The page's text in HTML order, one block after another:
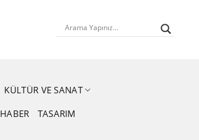
KÜLTÜR VE SANAT
HABER
TASARIM